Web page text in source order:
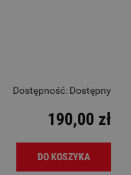
Dostępność: Dostępny
190,00 zł
DO KOSZYKA